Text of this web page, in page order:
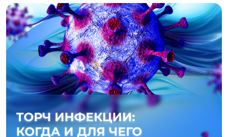
Главная
О клиники
Акции
Специалисты